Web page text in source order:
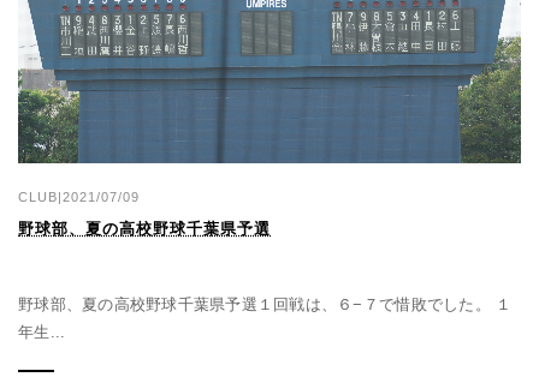
CLUB|2021/07/09
野球部、夏の高校野球千葉県予選
野球部、夏の高校野球千葉県予選１回戦は、６−７で惜敗でした。 １
年生...